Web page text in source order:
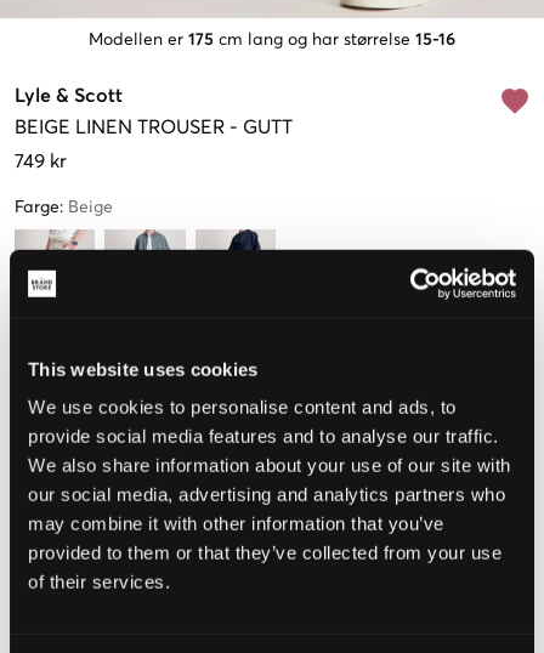
This website uses cookies
We use cookies to personalise content and ads, to
provide social media features and to analyse our traffic.
We also share information about your use of our site with
our social media, advertising and analytics partners who
may combine it with other information that you’ve
provided to them or that they’ve collected from your use
of their services.
Modellen er 175 cm lang og har størrelse 15-16
Lyle & Scott
BEIGE LINEN TROUSER - GUTT
749 kr
Farge: Beige
Størrelse
8-9 years
128-134 cm
9-10 år
134-140 cm
10-11 år
140-146 cm
12-13 år
152-158 cm
14-15 år
164-170 cm
15-16 år
170-176 cm
Kun 2